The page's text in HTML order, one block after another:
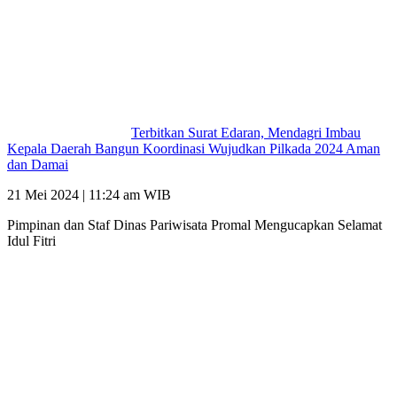
Terbitkan Surat Edaran, Mendagri Imbau
Kepala Daerah Bangun Koordinasi Wujudkan Pilkada 2024 Aman
dan Damai
21 Mei 2024 | 11:24 am WIB
Pimpinan dan Staf Dinas Pariwisata Promal Mengucapkan Selamat
Idul Fitri